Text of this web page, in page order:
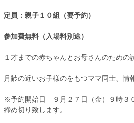
定員：親子１０組（要予約）
参加費無料（入場料別途）
１才までの赤ちゃんとお母さんのための
月齢の近いお子様のをもつママ同士、情
※予約開始日 ９月２７日（金）９時３
締め切り致します。